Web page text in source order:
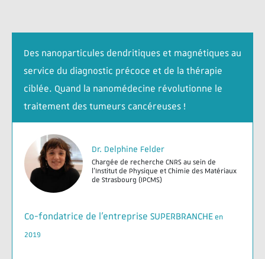
Des nanoparticules dendritiques et magnétiques au
service du diagnostic précoce et de la thérapie
ciblée. Quand la nanomédecine révolutionne le
traitement des tumeurs cancéreuses !
Dr. Delphine Felder
Chargée de recherche CNRS au sein de
l’Institut de Physique et Chimie des Matériaux
de Strasbourg (IPCMS)
Co-fondatrice de l’entreprise SUPERBRANCHEen
2019